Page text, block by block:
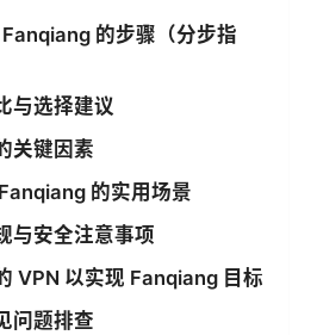
的步骤（分步指
与选择建议
关键因素
的实用场景
与安全注意事项
VPN 以实现 Fanqiang 目标
问题排查